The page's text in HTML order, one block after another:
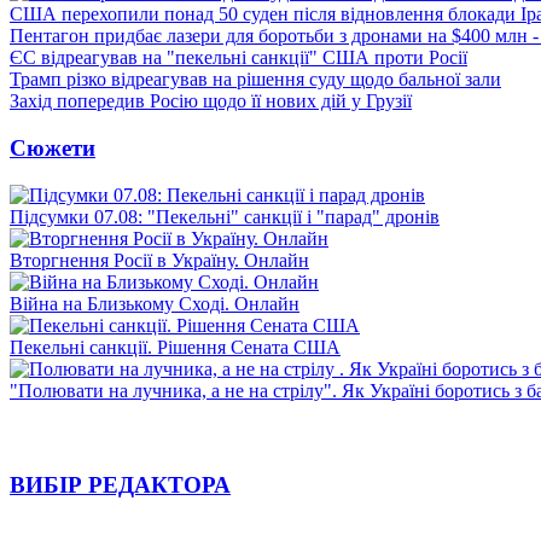
США перехопили понад 50 суден після відновлення блокади
Пентагон придбає лазери для боротьби з дронами на $400 млн
ЄС відреагував на "пекельні санкції" США проти Росії
Трамп різко відреагував на рішення суду щодо бальної зали
Захід попередив Росію щодо її нових дій у Грузії
Сюжети
Підсумки 07.08: "Пекельні" санкції і "парад" дронів
Вторгнення Росії в Україну. Онлайн
Війна на Близькому Сході. Онлайн
Пекельні санкції. Рішення Сената США
"Полювати на лучника, а не на стрілу". Як Україні боротись з
ВИБІР РЕДАКТОРА